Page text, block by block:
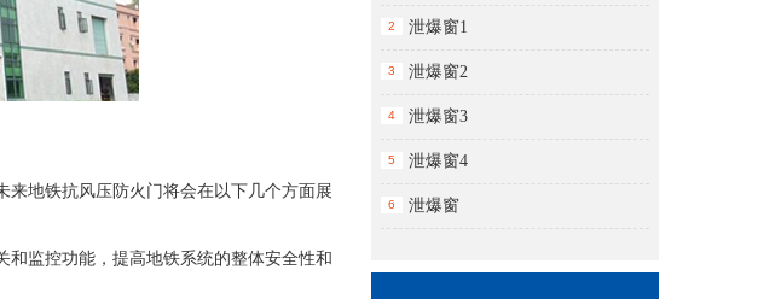
来地铁抗风压防火门将会在以下几个方面展
监控功能，提高地铁系统的整体安全性和
2 泄爆窗1
3 泄爆窗2
4 泄爆窗3
5 泄爆窗4
6 泄爆窗